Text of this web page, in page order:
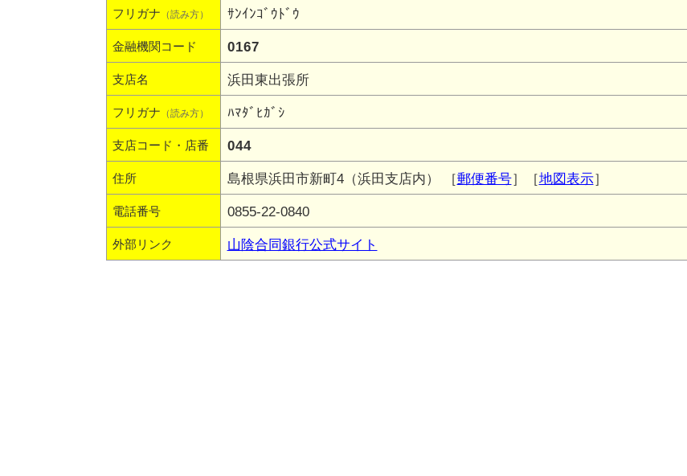
フリガナ （読み方） ｻﾝｲﾝｺﾞｳﾄﾞｳ
金融機関コード 0167
支店名 浜田東出張所
フリガナ （読み方） ﾊﾏﾀﾞﾋｶﾞｼ
支店コード・店番 044
住所 島根県浜田市新町4（浜田支店内） ［郵便番号］［地図表示］
電話番号 0855-22-0840
外部リンク 山陰合同銀行公式サイト